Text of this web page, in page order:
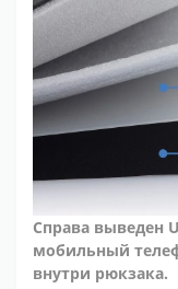
Справа выведен
мобильный
внутри рюкзака.